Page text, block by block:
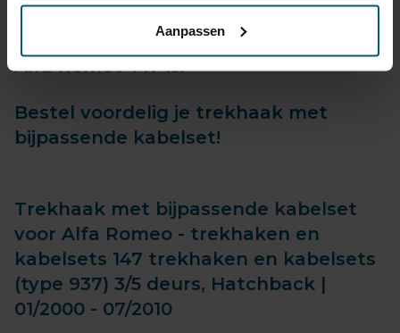
Aanpassen
Maak onder je keuze welk bouwjaar je
Alfa Romeo 147 is.
Bestel voordelig je trekhaak met
bijpassende kabelset!
Trekhaak met bijpassende kabelset
voor Alfa Romeo - trekhaken en
kabelsets 147 trekhaken en kabelsets
(type 937) 3/5 deurs, Hatchback |
01/2000 - 07/2010